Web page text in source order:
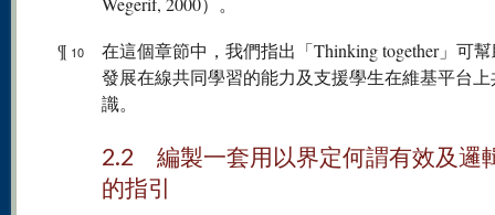
¶ 10
在這個章節中，我們指出「Thinking together」可
發展在線共同學習的能力及支援學生在維基平台
識。
2.2 編製一套用以界定何謂有效及邏
的指引